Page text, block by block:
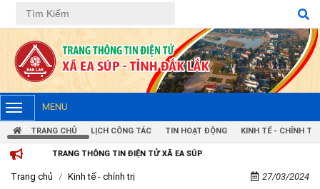
MENU
TRANG CHỦ LỊCH CÔNG TÁC TIN HOẠT ĐỘNG KINH TẾ - CHÍNH TRỊ
THÔNG TIN ĐIỆN TỬ XÃ EA SÚP
Trang chủ Kinh tế - chính trị 27/03/2024